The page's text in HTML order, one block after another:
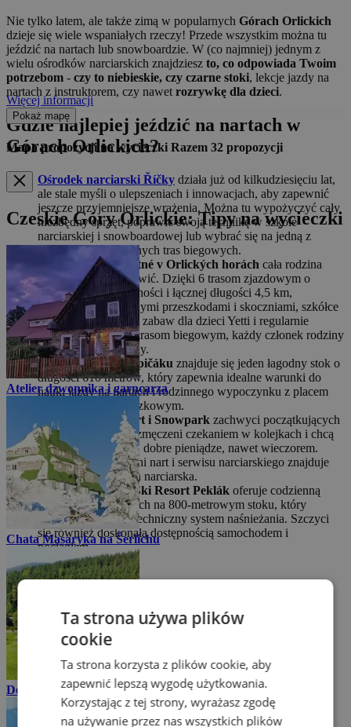
Nie tylko latem, ale także zimą w popularnych Górach Orlickich
dzieje się wiele wspaniałych rzeczy! Przede wszystkim można tu
jeździć na nartach lub snowboardzie. W (co najmniej) jednym z
wielu ośrodków narciarskich znajdziesz to, co odpowiada Twoim
potrzebom - czy to niebieskie, czy czarne stoki, lekcje jazdy na
nartach z instruktorem, czy nawetrozrywkę dla dzieci.
Gdzie najlepiej jeździć na nartach w
Górach Orlickich?
Ośrodek narciarski Říčky działa już od kilkudziesięciu lat,
ale stale myśli o ulepszeniach i innowacjach, aby zapewnić
jeszcze przyjemniejsze wrażenia. Można tu wypożyczyć cały
niezbędny sprzęt, poprawić swoją technikę w szkole
narciarskiej i snowboardowej lub wybrać się na jedną z
zawsze przygotowanych tras biegowych.
Skicentrum Deštné v Orlických horách cała rodzina
będzie się dobrze bawić. Dzięki 6 trasom zjazdowym o
różnym stopniu trudności i łącznej długości 4,5 km,
snowparkowi z licznymi przeszkodami i skoczniami, szkółce
narciarskiej, placowi zabaw dla dzieci Yetti i regularnie
przygotowywanym trasom biegowym, każdy członek rodziny
musi być zadowolony.
WSki Resort Na Špičáku znajduje się jeden łagodny stok o
długości 610 metrów, który zapewnia idealne warunki do
nauki jazdy na nartach i rodzinnego wypoczynku z placem
zabaw i torem saneczkowym.
Sedloňov Ski Resort i Snowpark zachwyci początkujących
narciarzy, którzy są zmęczeni czekaniem w kolejkach i chcą
jeździć na nartach za dobre pieniądze, nawet wieczorem.
Oprócz wypożyczalni nart i serwisu narciarskiego znajduje
się tu również szkoła narciarska.
Ośrodek narciarskiSki Resort Peklák oferuje codzienną
nocną jazdę na nartach na 800-metrowym stoku, który
zapewnia wydajny techniczny system naśnieżania. Szczyci
się również doskonałą dostępnością samochodem i
pociągiem.
Więcej informacji
Pokaż mapę
Mapa propozycji na wycieczki Razem 32 propozycji
Czeskie Góry Orlickie: Tipy na wycieczki
Atelier dzwonnika i garncarza
Chata Masaryka na Šerlichu
Deštné v Orlických horách
Ta strona używa plików
cookie
Ta strona korzysta z plików cookie, aby
zapewnić lepszą wygodę użytkowania.
Korzystając z tej strony, wyrażasz zgodę
na używanie przez nas wszystkich plików